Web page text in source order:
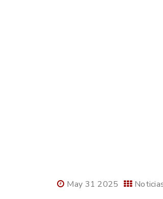
May 31 2025